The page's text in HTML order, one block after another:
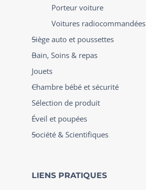
Porteur voiture
Voitures radiocommandées
Siège auto et poussettes
Bain, Soins & repas
Jouets
Chambre bébé et sécurité
Sélection de produit
Éveil et poupées
Société & Scientifiques
LIENS PRATIQUES